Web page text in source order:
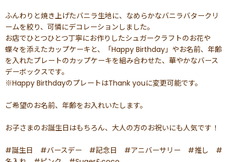
ふんわりと焼き上げたバニラ生地に、なめらかなバニラバタークリ
ームを絞り、可憐にデコレーションしました。
お店でひとつひとつ丁寧にお作りしたシュガークラフトのお花や
蝶々を添えたカップケーキと、「Happy Birthday」やお名前、年齢
を入れたプレートのカップケーキを組み合わせた、華やかなバース
デーボックスです。
※Happy BirthdayのプレートはThank youに変更可能です。
ご希望のお名前、年齢をお入れいたします。
お子さまのお誕生日はもちろん、大人の方のお祝いにも人気です！
#誕生日 #バースデー #記念日 #アニバーサリー #推し #